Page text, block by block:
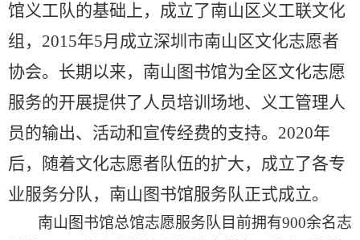
馆义工队的基础上，成立了南山区义工联文化
组 ， 2015年5月成立深圳市南山区文化志愿者
协会。长期以来， 南山图书馆为全区文化志愿
服务的开展提供了人员培训场地、义工管理人
员的输出、活动和宣传经费的支持。 2020年
后，
随着文化志愿者队伍的扩大，成立了各专
业服务分队 ， 南山图书馆服务队正式成立。
南山图书馆总馆志愿服务队目前拥有900余名志